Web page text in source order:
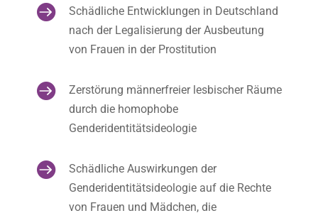

Schädliche Entwicklungen in Deutschland
nach der Legalisierung der Ausbeutung
von Frauen in der Prostitution

Zerstörung männerfreier lesbischer Räume
durch die homophobe
Genderidentitätsideologie

Schädliche Auswirkungen der
Genderidentitätsideologie auf die Rechte
von Frauen und Mädchen, die